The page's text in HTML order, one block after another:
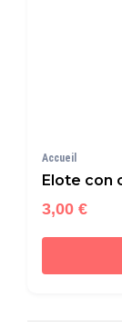
Accueil
Elote con
3,00 €